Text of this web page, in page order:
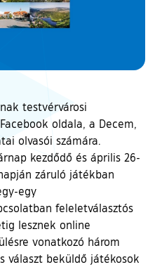
testvérvárosi
oldala, a Decem,
olvasói számára.
kezdődő és április 26-
záruló játékban
egy
feleletválasztós
lesznek online
vonatkozó három
választ beküldő játékosok